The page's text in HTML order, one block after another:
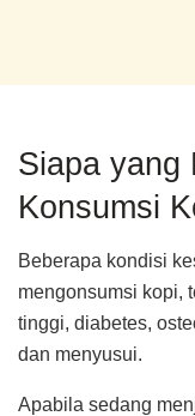
Siapa yang
Konsumsi
Beberapa kondisi
mengonsumsi kopi,
tinggi, diabetes,
dan menyusui.
Apabila sedang